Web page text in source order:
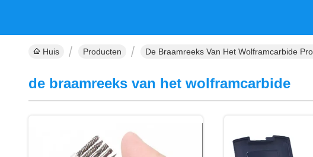
Huis Producten De Braamreeks Van Het Wolframcarbide
de braamreeks van het wolframcarbide